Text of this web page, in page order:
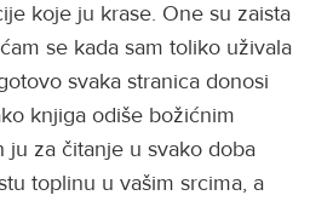
koje ju krase. One su zaista
se kada sam toliko uživala
svaka stranica donosi
knjiga odiše božićnim
za čitanje u svako doba
toplinu u vašim srcima, a